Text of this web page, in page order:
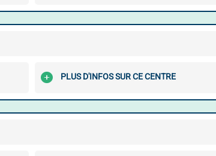
PLUS D'INFOS SUR CE CENTRE